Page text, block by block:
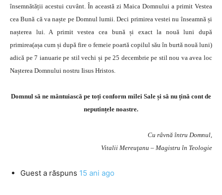
însemnătății acestui cuvânt. În această zi Maica Domnului a primit Vestea
cea Bună că va naște pe Domnul lumii. Deci primirea vestei nu înseamnă și
nașterea lui. A primit vestea cea bună și exact la nouă luni după
primirea(așa cum și după fire o femeie poartă copilul său în burtă nouă luni)
adică pe 7 ianuarie pe stil vechi și pe 25 decembrie pe stil nou va avea loc
Nașterea Domnului nostru Iisus Hristos.
Domnul să ne mântuiască pe toți conform milei Sale și să nu țină cont de
neputințele noastre.
Cu râvnă întru Domnul,
Vitalii Mereuţanu – Magistru în Teologie
Guest a răspuns 15 ani ago